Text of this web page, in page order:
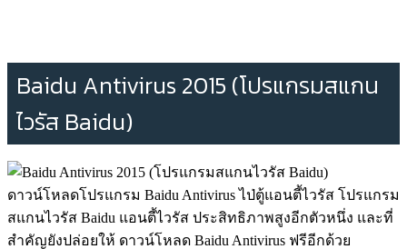
Baidu Antivirus 2015 (โปรแกรมสแกน
ไวรัส Baidu)
ดาวน์โหลดโปรแกรม Baidu Antivirus ไป่ตู้แอนตี้ไวรัส โปรแกรม
สแกนไวรัส Baidu แอนตี้ไวรัส ประสิทธิภาพสูงอีกตัวหนึ่ง และที่
สำคัญยังปล่อยให้ ดาวน์โหลด Baidu Antivirus ฟรีอีกด้วย